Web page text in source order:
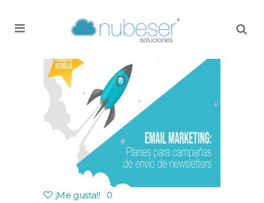
¡Me gusta!! 0